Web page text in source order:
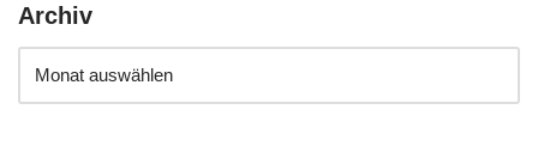
Archiv